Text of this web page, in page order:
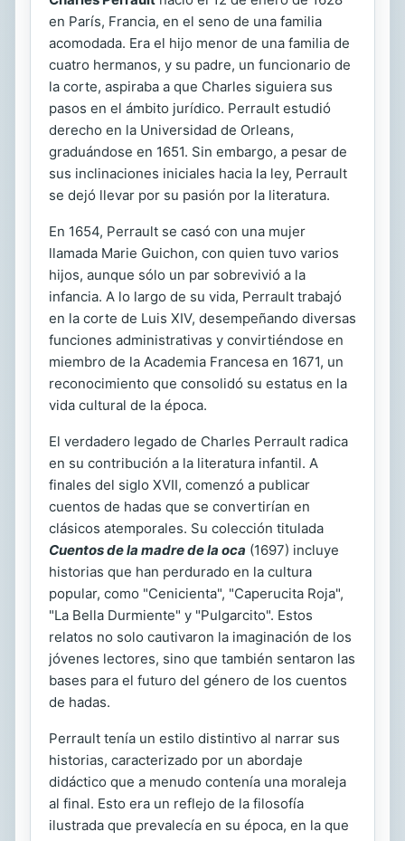
en París, Francia, en el seno de una familia
acomodada. Era el hijo menor de una familia de
cuatro hermanos, y su padre, un funcionario de
la corte, aspiraba a que Charles siguiera sus
pasos en el ámbito jurídico. Perrault estudió
derecho en la Universidad de Orleans,
graduándose en 1651. Sin embargo, a pesar de
sus inclinaciones iniciales hacia la ley, Perrault
se dejó llevar por su pasión por la literatura.
En 1654, Perrault se casó con una mujer
llamada Marie Guichon, con quien tuvo varios
hijos, aunque sólo un par sobrevivió a la
infancia. A lo largo de su vida, Perrault trabajó
en la corte de Luis XIV, desempeñando diversas
funciones administrativas y convirtiéndose en
miembro de la Academia Francesa en 1671, un
reconocimiento que consolidó su estatus en la
vida cultural de la época.
El verdadero legado de Charles Perrault radica
en su contribución a la literatura infantil. A
finales del siglo XVII, comenzó a publicar
cuentos de hadas que se convertirían en
clásicos atemporales. Su colección titulada
Cuentos de la madre de la oca (1697) incluye
historias que han perdurado en la cultura
popular, como "Cenicienta", "Caperucita Roja",
"La Bella Durmiente" y "Pulgarcito". Estos
relatos no solo cautivaron la imaginación de los
jóvenes lectores, sino que también sentaron las
bases para el futuro del género de los cuentos
de hadas.
Perrault tenía un estilo distintivo al narrar sus
historias, caracterizado por un abordaje
didáctico que a menudo contenía una moraleja
al final. Esto era un reflejo de la filosofía
ilustrada que prevalecía en su época, en la que